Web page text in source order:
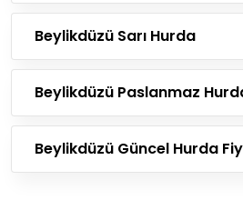
Beylikdüzü Sarı Hurda
Beylikdüzü Paslanmaz
Beylikdüzü Güncel Hurda